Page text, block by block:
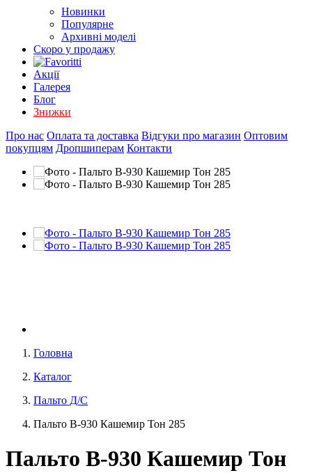
Новинки
Популярне
Архивні моделі
Скоро у продажу
Акції
Галерея
Блог
Знижки
Про нас Оплата та доставка Відгуки про магазин Оптовим
покупцям Дропшиперам Контакти
Головна
Каталог
Пальто Д/С
Пальто В-930 Кашемир Тон 285
Пальто В-930 Кашемир Тон